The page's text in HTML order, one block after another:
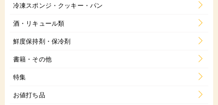
冷凍スポンジ・クッキー・パン
酒・リキュール類
鮮度保持剤・保冷剤
書籍・その他
特集
お値打ち品